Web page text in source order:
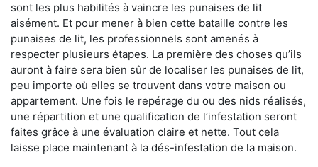
sont les plus habilités à vaincre les punaises de lit
aisément. Et pour mener à bien cette bataille contre les
punaises de lit, les professionnels sont amenés à
respecter plusieurs étapes. La première des choses qu’ils
auront à faire sera bien sûr de localiser les punaises de lit,
peu importe où elles se trouvent dans votre maison ou
appartement. Une fois le repérage du ou des nids réalisés,
une répartition et une qualification de l’infestation seront
faites grâce à une évaluation claire et nette. Tout cela
laisse place maintenant à la dés-infestation de la maison.